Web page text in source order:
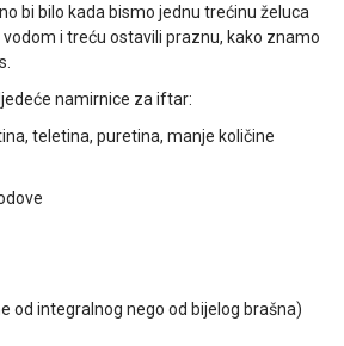
bi bilo kada bismo jednu trećinu želuca
i treću ostavili praznu, kako znamo
namirnice za iftar:
teletina, puretina, manje količine
od integralnog nego od bijelog brašna)